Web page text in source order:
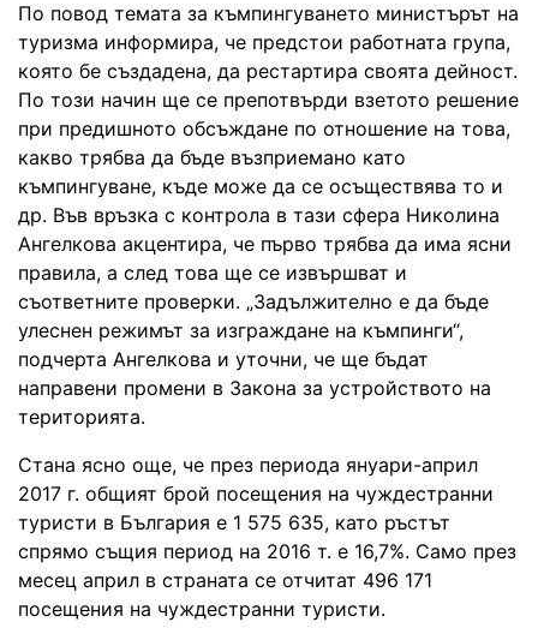
По повод темата за къмпингуването министърът на
туризма информира, че предстои работната група,
която бе създадена, да рестартира своята дейност.
По този начин ще се препотвърди взетото решение
при предишното обсъждане по отношение на това,
какво трябва да бъде възприемано като
къмпингуване, къде може да се осъществява то и
др. Във връзка с контрола в тази сфера Николина
Ангелкова акцентира, че първо трябва да има ясни
правила, а след това ще се извършват и
съответните проверки. „Задължително е да бъде
улеснен режимът за изграждане на къмпинги“,
подчерта Ангелкова и уточни, че ще бъдат
направени промени в Закона за устройството на
територията.
Стана ясно още, че през периода януари-април
2017 г. общият брой посещения на чуждестранни
туристи в България е 1 575 635, като ръстът
спрямо същия период на 2016 т. е 16,7%. Само през
месец април в страната се отчитат 496 171
посещения на чуждестранни туристи.